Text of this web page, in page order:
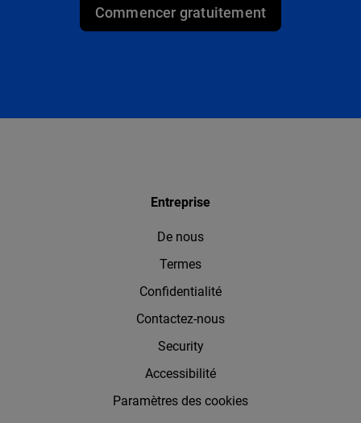
Commencer gratuitement
Entreprise
De nous
Termes
Confidentialité
Contactez-nous
Security
Accessibilité
Paramètres des cookies